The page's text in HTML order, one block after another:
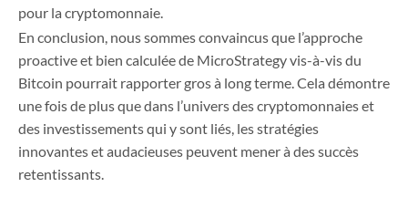
pour la cryptomonnaie.
En conclusion, nous sommes convaincus que l’approche
proactive et bien calculée de MicroStrategy vis-à-vis du
Bitcoin pourrait rapporter gros à long terme. Cela démontre
une fois de plus que dans l’univers des cryptomonnaies et
des investissements qui y sont liés, les stratégies
innovantes et audacieuses peuvent mener à des succès
retentissants.